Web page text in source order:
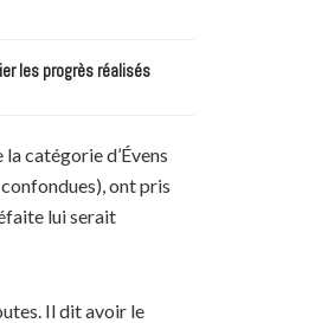
les progrès réalisés
catégorie d’Évens
ont pris
lui serait
Il dit avoir le